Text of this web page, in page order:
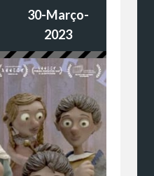
30-Março-
2023